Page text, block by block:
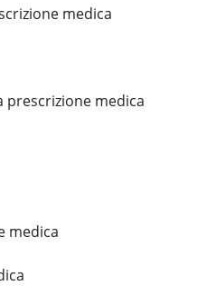
medica
prescrizione medica
medica